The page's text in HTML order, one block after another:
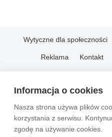
Informacja o cookies
Nasza strona używa plików
korzystania z serwisu.
zgodę na używanie cookies.
Wytyczne dla społeczności
Reklama Kontakt